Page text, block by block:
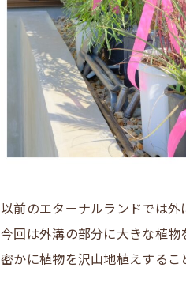
以前のエターナルランドでは
今回は外溝の部分に大きな植物
密かに植物を沢山地植えするこ